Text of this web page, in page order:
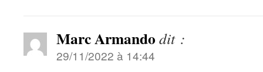
Marc Armando dit :
29/11/2022 à 14:44